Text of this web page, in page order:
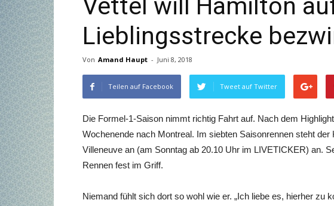
Vettel will Hamilton
Lieblingsstrecke
Von Amand Haupt - Juni 8, 2018
Teilen auf Facebook Tweet auf Twitter
Die Formel-1-Saison nimmt richtig Fahrt auf. Nach dem
Wochenende nach Montreal. Im siebten Saisonrennen steht
Villeneuve an (am Sonntag ab 20.10 Uhr im LIVETICKER) an.
Rennen fest im Griff.
Niemand fühlt sich dort so wohl wie er. „Ich liebe es, hierher zu